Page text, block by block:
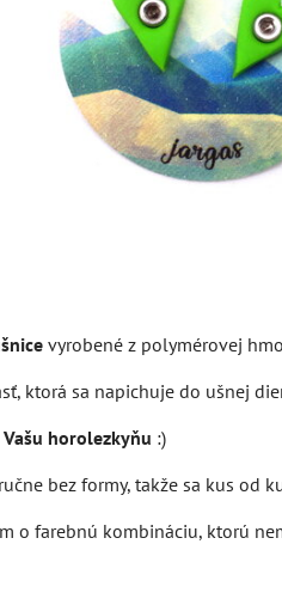
vyrobené z polymérovej
ktorá sa napichuje do ušnej
horolezkyňu :)
bez formy, takže sa kus od
o farebnú kombináciu, ktorú